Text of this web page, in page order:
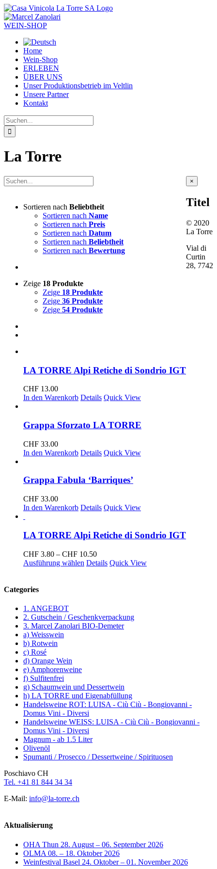
Zum
Inhalt
springen
WEIN-SHOP
Home
Wein-Shop
ERLEBEN
ÜBER UNS
Unser Produktionsbetrieb im Veltlin
Unsere Partner
Kontakt
Suche
nach:
La Torre
Sortieren nach Beliebtheit
Sortieren nach Name
Sortieren nach Preis
Sortieren nach Datum
Sortieren nach Beliebtheit
Sortieren nach Bewertung
Zeige 18 Produkte
Zeige 18 Produkte
Zeige 36 Produkte
Zeige 54 Produkte
LA TORRE Alpi Retiche di Sondrio IGT
CHF 13.00
In den Warenkorb Details Quick View
Grappa Sforzato LA TORRE
CHF 33.00
In den Warenkorb Details Quick View
Grappa Fabula ‘Barriques’
CHF 33.00
In den Warenkorb Details Quick View
LA TORRE Alpi Retiche di Sondrio IGT
CHF 3.80 – CHF 10.50Preisspanne:
CHF 3.80
Ausführung wählen Details Quick View
Categories
1. ANGEBOT
2. Gutschein / Geschenkverpackung
3. Marcel Zanolari BIO-Demeter
a) Weisswein
b) Rotwein
c) Rosé
d) Orange Wein
e) Amphorenweine
f) Sulfitenfrei
g) Schaumwein und Dessertwein
h) LA TORRE und Eigenabfüllung
Handelsweine ROT: LUISA - Ciù Ciù - Bongiovanni -
Domus Vini - Diversi
Handelsweine WEISS: LUISA - Ciù Ciù - Bongiovanni -
Domus Vini - Diversi
Magnum - ab 1.5 Liter
Olivenöl
Spumanti / Prosecco / Dessertweine / Spirituosen
Close
product
view
×
Titel
© 2020
La Torre
Vial di
Curtin
28, 7742
Poschiavo CH
Tel. +41 81 844 34 34
E-Mail: info@la-torre.ch
Aktualisierung
OHA Thun 28. August – 06. September 2026
OLMA 08. – 18. Oktober 2026
Weinfestival Basel 24. Oktober – 01. November 2026